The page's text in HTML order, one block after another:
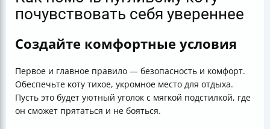
почувствовать себя увереннее
Создайте комфортные условия
Первое и главное правило — безопасность и комфорт.
Обеспечьте коту тихое, укромное место для отдыха.
Пусть это будет уютный уголок с мягкой подстилкой, где
он сможет прятаться и не бояться.